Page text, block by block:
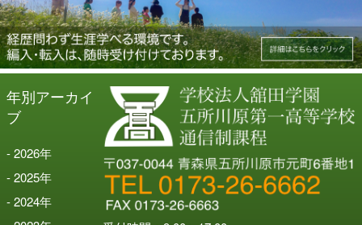
年別アーカイ
ブ
2026年
2025年
2024年